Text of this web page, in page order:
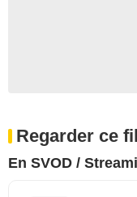
Regarder ce
En SVOD /